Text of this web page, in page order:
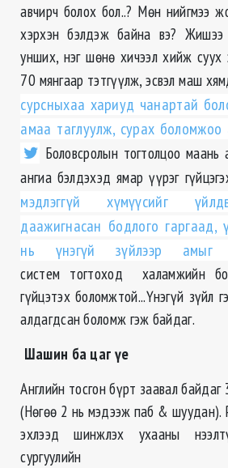
авчирч болох бол..? Мѳн нийгмээ
хэрхэн бэлдэж байна вэ?
унших, нэг шөнө хичээл хийж суух
70 мянгаар тэтгүүлж, эсвэл маш
сурсныхаа хариуд чанартай
амаа таглуулж, сурах
Боловсролын тогтолцоо
ангиа бэлдэхэд ямар үүрэг
мэдлэггүй хүмүүсийг
даажигнасан бодлого гаргаад,
нь үнэгүй зүйлээр амыг
систем тогтоход халамжийн
гүйцэтэх боломжтой...Үнэгүй зүйл
алдагдсан боломж гэж байдаг.
Шашин ба цаг үе
Английн тосгон бүрт заавал байдаг
(Нѳгѳѳ 2 нь мэдээж паб & шуудан).
эхлээд шинжлэх ухааны
сургуулийн